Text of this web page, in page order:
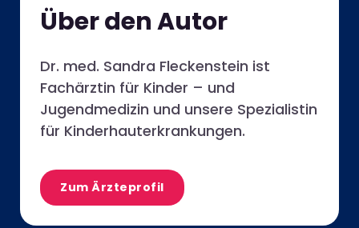
Über den Autor
Dr. med. Sandra Fleckenstein ist
Fachärztin für Kinder – und
Jugendmedizin und unsere Spezialistin
für Kinderhauterkrankungen.
Zum Ärzteprofil